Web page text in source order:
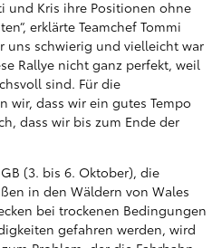
und Kris ihre Positionen ohne
erklärte Teamchef Tommi
uns schwierig und vielleicht war
Rallye nicht ganz perfekt, weil
sind. Für die
wir, dass wir ein gutes Tempo
dass wir bis zum Ende der
(3. bis 6. Oktober), die
in den Wäldern von Wales
bei trockenen Bedingungen
gefahren werden, wird